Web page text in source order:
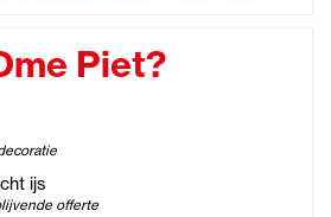
Piet?
ijs
offerte